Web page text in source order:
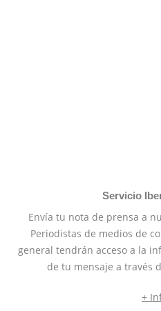
Servicio
Envía tu nota de prensa a
Periodistas de medios de
general tendrán acceso a la
de tu mensaje a través
+